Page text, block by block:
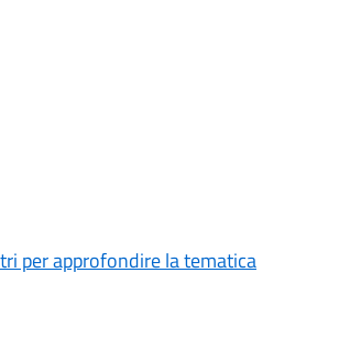
per approfondire la tematica